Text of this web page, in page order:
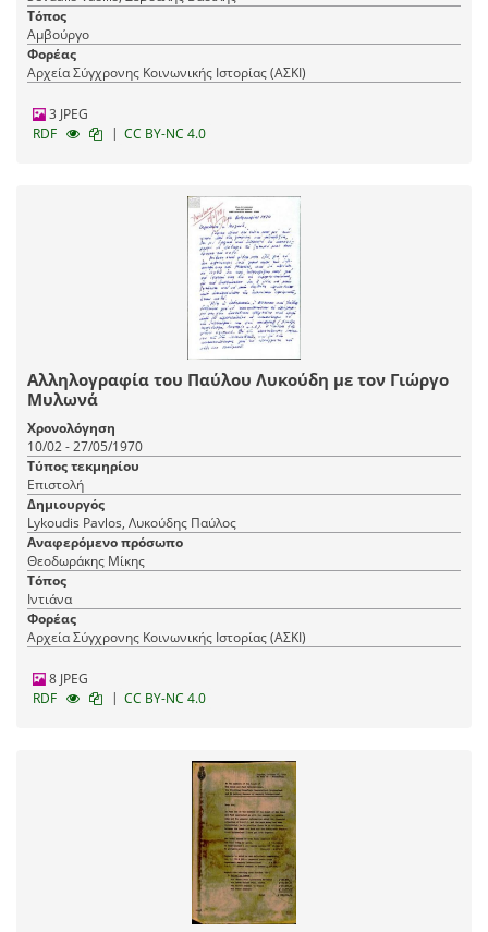
Τόπος
Αμβούργο
Φορέας
Αρχεία Σύγχρονης Κοινωνικής Ιστορίας (ΑΣΚΙ)
3 JPEG
RDF
| CC BY-NC 4.0
Αλληλογραφία του Παύλου Λυκούδη με τον Γιώργο
Μυλωνά
Χρονολόγηση
10/02 - 27/05/1970
Τύπος τεκμηρίου
Επιστολή
Δημιουργός
Lykoudis Pavlos, Λυκούδης Παύλος
Αναφερόμενο πρόσωπο
Θεοδωράκης Μίκης
Τόπος
Ιντιάνα
Φορέας
Αρχεία Σύγχρονης Κοινωνικής Ιστορίας (ΑΣΚΙ)
8 JPEG
RDF
| CC BY-NC 4.0